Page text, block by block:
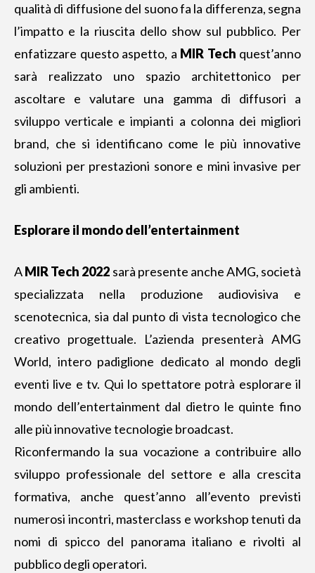
qualità di diffusione del suono fa la differenza, segna
l’impatto e la riuscita dello show sul pubblico. Per
enfatizzare questo aspetto, a MIR Tech quest’anno
sarà realizzato uno spazio architettonico per
ascoltare e valutare una gamma di diffusori a
sviluppo verticale e impianti a colonna dei migliori
brand, che si identificano come le più innovative
soluzioni per prestazioni sonore e mini invasive per
gli ambienti.
Esplorare il mondo dell’entertainment
AMIR Tech 2022 sarà presente anche AMG, società
specializzata nella produzione audiovisiva e
scenotecnica, sia dal punto di vista tecnologico che
creativo progettuale. L’azienda presenterà AMG
World, intero padiglione dedicato al mondo degli
eventi live e tv. Qui lo spettatore potrà esplorare il
mondo dell’entertainment dal dietro le quinte fino
alle più innovative tecnologie broadcast.
Riconfermando la sua vocazione a contribuire allo
sviluppo professionale del settore e alla crescita
formativa, anche quest’anno all’evento previsti
numerosi incontri, masterclass e workshop tenuti da
nomi di spicco del panorama italiano e rivolti al
pubblico degli operatori.